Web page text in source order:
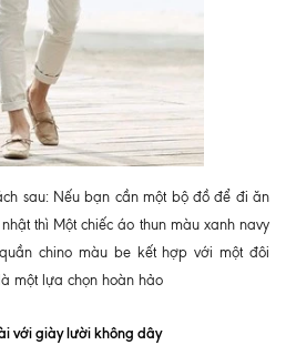
sau: Nếu bạn cần một bộ đồ để đi ăn
thì Một chiếc áo thun màu xanh navy
chino màu be kết hợp với một đôi
một lựa chọn hoàn hảo
với giày lười không dây